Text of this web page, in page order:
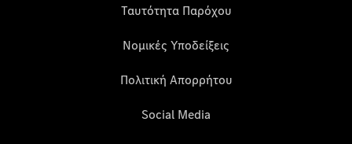
Ταυτότητα Παρόχου
Νομικές Υποδείξεις
Πολιτική Απορρήτου
Social Media